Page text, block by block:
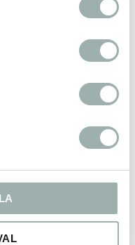
råfiber 2%.